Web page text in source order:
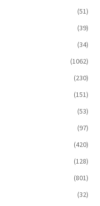
(51)
(39)
(34)
(1062)
(230)
(151)
(53)
(97)
(420)
(128)
(801)
(32)